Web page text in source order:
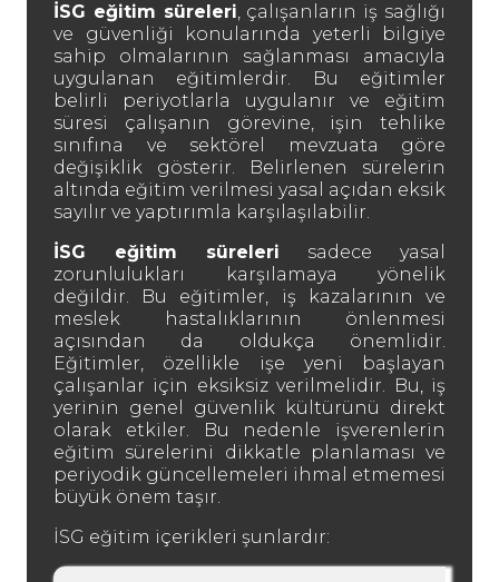
İSG eğitim süreleri, çalışanların iş sağlığı
ve güvenliği konularında yeterli bilgiye
sahip olmalarının sağlanması amacıyla
uygulanan eğitimlerdir. Bu eğitimler
belirli periyotlarla uygulanır ve eğitim
süresi çalışanın görevine, işin tehlike
sınıfına ve sektörel mevzuata göre
değişiklik gösterir. Belirlenen sürelerin
altında eğitim verilmesi yasal açıdan eksik
sayılır ve yaptırımla karşılaşılabilir.
İSG eğitim süreleri sadece yasal
zorunlulukları karşılamaya yönelik
değildir. Bu eğitimler, iş kazalarının ve
meslek hastalıklarının önlenmesi
açısından da oldukça önemlidir.
Eğitimler, özellikle işe yeni başlayan
çalışanlar için eksiksiz verilmelidir. Bu, iş
yerinin genel güvenlik kültürünü direkt
olarak etkiler. Bu nedenle işverenlerin
eğitim sürelerini dikkatle planlaması ve
periyodik güncellemeleri ihmal etmemesi
büyük önem taşır.
İSG eğitim içerikleri şunlardır: